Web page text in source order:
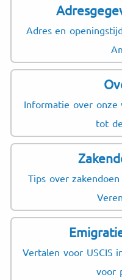
Adres en
Informatie over
tot
Tips over
Vertalen voor USCIS
voor